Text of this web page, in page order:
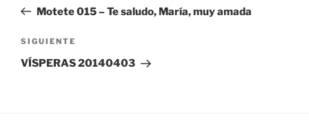
entradas
anterior:
Motete 015 – Te saludo, María, muy amada
Siguiente
entrada
SIGUIENTE
VÍSPERAS 20140403